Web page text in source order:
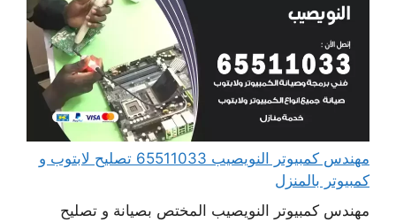
مهندس كمبيوتر النويصيب 65511033 تصليح لابتوب و
كمبيوتر بالمنزل
مهندس كمبيوتر النويصيب المختص بصيانة و تصليح